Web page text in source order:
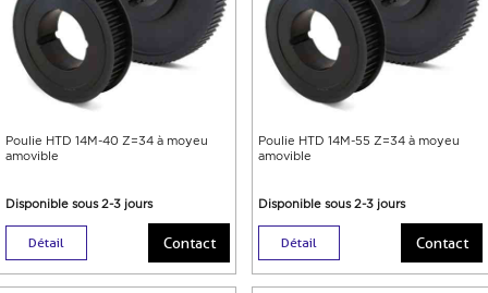
Poulie HTD 14M-40 Z=34 à moyeu
amovible
Disponible sous 2-3 jours
Détail Contact
Poulie HTD 14M-55 Z=34 à moyeu
amovible
Disponible sous 2-3 jours
Détail Contact